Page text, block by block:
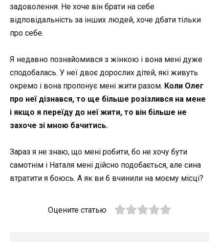
задоволення. Не хоче він брати на себе
відповідальність за інших людей, хоче дбати тільки
про себе.
Я недавно познайомився з жінкою і вона мені дуже
сподобалась. У неї двоє дорослих дітей, які живуть
окремо і вона пропонує мені жити разом. Коли Олег
про неї дізнався, то ще більше розізлився на мене
і якщо я переїду до неї жити, то він більше не
захоче зі мною бачитись.
Зараз я не знаю, що мені робити, бо не хочу бути
самотнім і Наталя мені дійсно подобається, але сина
втратити я боюсь. А як ви б вчинили на моєму місці?
Оцените статью